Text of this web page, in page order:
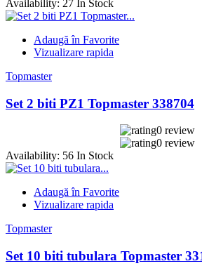
Availability: 27 In Stock
Adaugă în Favorite
Vizualizare rapida
Topmaster
Set 2 biti PZ1 Topmaster 338704
0 review
0 review
Availability: 56 In Stock
Adaugă în Favorite
Vizualizare rapida
Topmaster
Set 10 biti tubulara Topmaster